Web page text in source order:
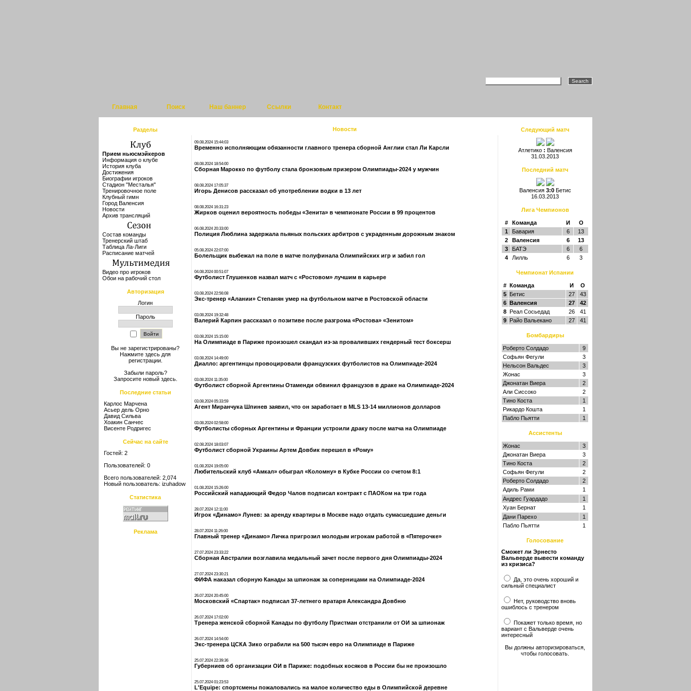
Главная Поиск Наш баннер Ссылки Контакт
Разделы
Прием ньюсмэйкеров
Информация о клубе
История клуба
Достижения
Биографии игроков
Стадион "Месталья"
Тренировочное поле
Клубный гимн
Город Валенсия
Новости
Архив трансляций
Состав команды
Тренерский штаб
Таблица Ла-Лиги
Расписание матчей
Видео про игроков
Обои на рабочий стол
Авторизация
Логин
Пароль
Вы не зарегистрированы?
Нажмите здесь для
регистрации.
Забыли пароль?
Запросите новый здесь.
Последние статьи
Карлос Марчена
Асьер дель Орно
Давид Сильва
Хоакин Санчес
Висенте Родригес
Сейчас на сайте
Гостей: 2
Пользователей: 0
Всего пользователей: 2,074
Новый пользователь: izuhadow
Статистика
Реклама
Новости
09.08.2024 15:44:03
Временно исполняющим обязанности главного тренера сборной Англии стал Ли Карсли
08.08.2024 18:54:00
Сборная Марокко по футболу стала бронзовым призером Олимпиады-2024 у мужчин
08.08.2024 17:05:37
Игорь Денисов рассказал об употреблении водки в 13 лет
08.08.2024 16:31:23
Жирков оценил вероятность победы «Зенита» в чемпионате России в 99 процентов
06.08.2024 20:33:00
Полиция Люблина задержала пьяных польских арбитров с украденным дорожным знаком
05.08.2024 22:07:00
Болельщик выбежал на поле в матче полуфинала Олимпийских игр и забил гол
04.08.2024 00:51:07
Футболист Глушенков назвал матч с «Ростовом» лучшим в карьере
03.08.2024 22:56:08
Экс-тренер «Алании» Степанян умер на футбольном матче в Ростовской области
03.08.2024 19:32:48
Валерий Карпин рассказал о позитиве после разгрома «Ростова» «Зенитом»
03.08.2024 15:15:00
На Олимпиаде в Париже произошел скандал из-за проваливших гендерный тест боксерш
03.08.2024 14:49:00
Диалло: аргентинцы провоцировали французских футболистов на Олимпиаде-2024
03.08.2024 11:35:00
Футболист сборной Аргентины Отаменди обвинил французов в драке на Олимпиаде-2024
03.08.2024 05:33:59
Агент Миранчука Шпинев заявил, что он заработает в MLS 13-14 миллионов долларов
03.08.2024 02:58:00
Футболисты сборных Аргентины и Франции устроили драку после матча на Олимпиаде
02.08.2024 18:03:07
Футболист сборной Украины Артем Довбик перешел в «Рому»
01.08.2024 19:05:00
Любительский клуб «Амкал» обыграл «Коломну» в Кубке России со счетом 8:1
01.08.2024 15:26:00
Российский нападающий Федор Чалов подписал контракт с ПАОКом на три года
28.07.2024 12:11:00
Игрок «Динамо» Лунев: за аренду квартиры в Москве надо отдать сумасшедшие деньги
28.07.2024 11:26:00
Главный тренер «Динамо» Личка пригрозил молодым игрокам работой в «Пятерочке»
27.07.2024 23:33:22
Сборная Австралии возглавила медальный зачет после первого дня Олимпиады-2024
27.07.2024 23:30:21
ФИФА наказал сборную Канады за шпионаж за соперницами на Олимпиаде-2024
26.07.2024 20:45:00
Московский «Спартак» подписал 37-летнего вратаря Александра Довбню
26.07.2024 17:02:00
Тренера женской сборной Канады по футболу Пристман отстранили от ОИ за шпионаж
26.07.2024 14:54:00
Экс-тренера ЦСКА Зико ограбили на 500 тысяч евро на Олимпиаде в Париже
25.07.2024 22:39:36
Губерниев об организации ОИ в Париже: подобных косяков в России бы не произошло
25.07.2024 01:23:53
L'Equipe: спортсмены пожаловались на малое количество еды в Олимпийской деревне
Следующий матч
Атлетико: Валенсия
31.03.2013
Последний матч
Валенсия3:0 Бетис
16.03.2013
Лига Чемпионов
# Команда И
О
1
Бавария 6
13
2
Валенсия 6
13
3
БАТЭ 6
6
4
Лилль 6 3
Чемпионат Испании
# Команда И
О
5 Бетис 27
43
6 Валенсия 27
42
8 Реал Сосьедад 26
41
9 Райо Вальекано 27 41
Бомбардиры
Роберто Солдадо
9
Софьян Фегули
3
Нельсон Вальдес
3
Жонас
3
Джонатан Виера
2
Али Сиссоко
2
Тино Коста
1
Рикардо Кошта
1
Пабло Пьятти
1
Ассистенты
Жонас
3
Джонатан Виера
3
Тино Коста
2
Софьян Фегули
2
Роберто Солдадо
2
Адиль Рами
1
Андрес Гуардадо
1
Хуан Бернат
1
Дани Парехо
1
Пабло Пьятти
1
Голосование
Сможет ли Эрнесто
Вальверде вывести команду
из кризиса?
Да, это очень хороший и
сильный специалист
Нет, руководство вновь
ошиблось с тренером
Покажет только время, но
вариант с Вальверде очень
интересный
Вы должны авторизироваться,
чтобы голосовать.